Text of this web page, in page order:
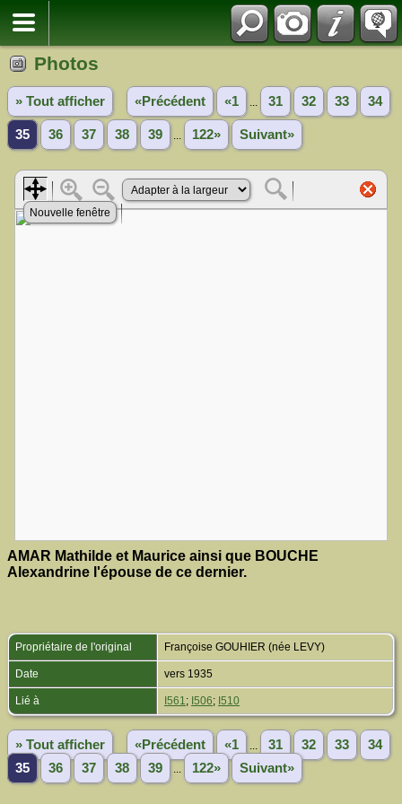
Photos
» Tout afficher «Précédent «1 ... 31 32 33 34
35 36 37 38 39 ... 122» Suivant»
AMAR Mathilde et Maurice ainsi que BOUCHE
Alexandrine l'épouse de ce dernier.
Propriétaire de l'original Françoise GOUHIER (née LEVY)
Date vers 1935
Lié à I561; I506; I510
» Tout afficher «Précédent «1 ... 31 32 33
34
35
36 37 38 39 ... 122» Suivant»